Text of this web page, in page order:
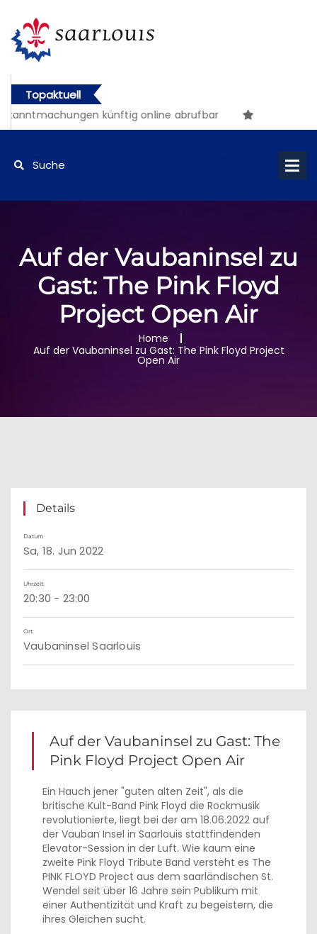
Topaktuell
künftig online abrufbar
Auf der Vaubaninsel zu
Gast: The Pink Floyd
Project Open Air
Home
Auf der Vaubaninsel zu Gast: The Pink Floyd Project
Open Air
Details
Datum
Sa, 18. Jun 2022
Uhrzeit:
20:30 - 23:00
Ort:
Vaubaninsel Saarlouis
Auf der Vaubaninsel zu Gast: The
Pink Floyd Project Open Air
Ein Hauch jener "guten alten Zeit", als die
britische Kult-Band Pink Floyd die Rockmusik
revolutionierte, liegt bei der am 18.06.2022 auf
der Vauban Insel in Saarlouis stattfindenden
Elevator-Session in der Luft. Wie kaum eine
zweite Pink Floyd Tribute Band versteht es The
PINK FLOYD Project aus dem saarländischen St.
Wendel seit über 16 Jahre sein Publikum mit
einer Authentizität und Kraft zu begeistern, die
ihres Gleichen sucht.